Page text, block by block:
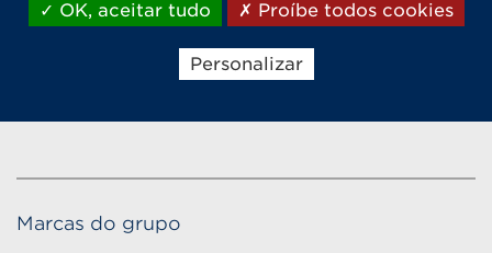
Marcas do grupo
OK, aceitar tudo Proíbe todos cookies
Personalizar